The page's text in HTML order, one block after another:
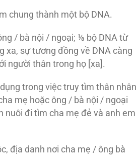
chung thành một bộ DNA.
/ bà nội / ngoại; ⅛ bộ DNA từ
xa, sự tương đồng về DNA càng
người thân trong họ [xa].
trong việc truy tìm thân nhân
mẹ hoặc ông / bà nội / ngoại
nuôi đi tìm cha mẹ đẻ và anh em
địa danh nơi cha mẹ / ông bà